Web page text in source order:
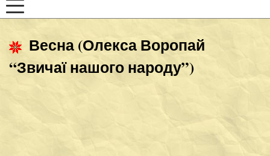
Весна (Олекса Воропай
“Звичаї нашого народу”)